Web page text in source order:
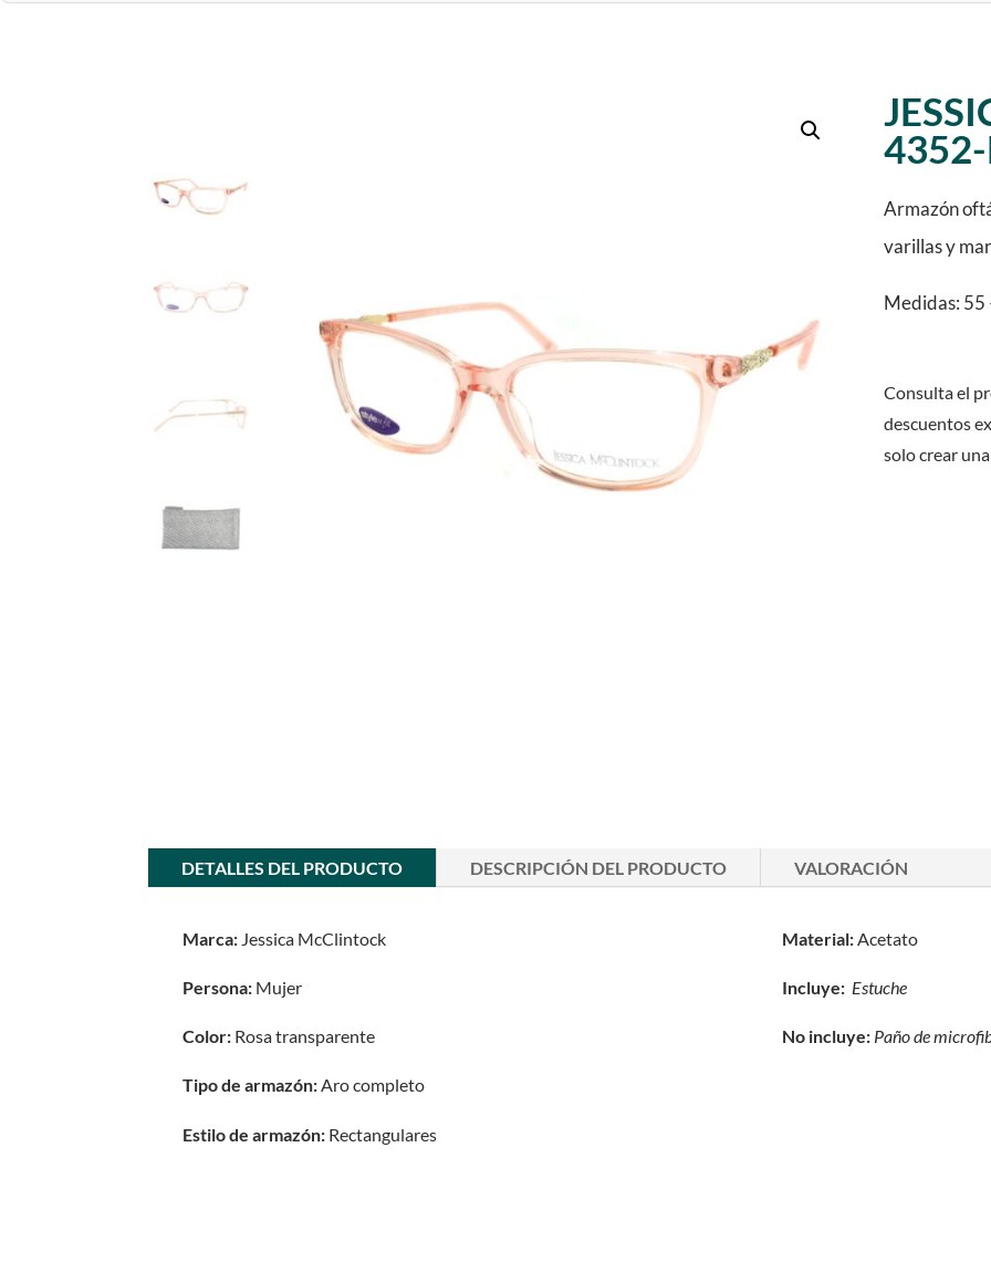
Armazón
varillas y
Medidas: 55
Consulta el
descuentos
solo crear
DETALLES DEL PRODUCTO DESCRIPCIÓN DEL PRODUCTO VALORACIÓN
Marca: Jessica McClintock Material:Acetato
Persona: Mujer Incluye: Estuche
Color: Rosa transparente No incluye: Paño de
Tipo de armazón:Aro completo
Estilo de armazón: Rectangulares